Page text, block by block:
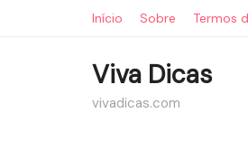
Início Sobre Termos
Viva Dicas
vivadicas.com